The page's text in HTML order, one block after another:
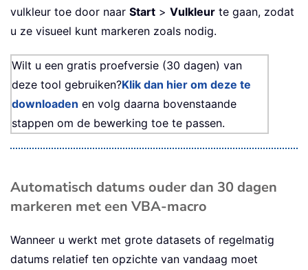
vulkleur toe door naar Start > Vulkleur te gaan, zodat
u ze visueel kunt markeren zoals nodig.
Wilt u een gratis proefversie (30 dagen) van
deze tool gebruiken?Klik dan hier om deze te
downloaden en volg daarna bovenstaande
stappen om de bewerking toe te passen.
Automatisch datums ouder dan 30 dagen
markeren met een VBA-macro
Wanneer u werkt met grote datasets of regelmatig
datums relatief ten opzichte van vandaag moet